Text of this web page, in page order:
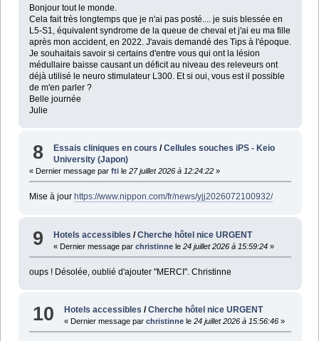
Bonjour tout le monde.
Cela fait très longtemps que je n'ai pas posté.... je suis blessée en
L5-S1, équivalent syndrome de la queue de cheval et j'ai eu ma fille
après mon accident, en 2022. J'avais demandé des Tips à l'époque.
Je souhaitais savoir si certains d'entre vous qui ont la lésion
médullaire baisse causant un déficit au niveau des releveurs ont
déjà utilisé le neuro stimulateur L300. Et si oui, vous est il possible
de m'en parler ?
Belle journée
Julie
8 Essais cliniques en cours /Cellules souches iPS - Keio
University (Japon)
« Dernier message par fti le27 juillet 2026 à 12:24:22»
Mise à jour https://www.nippon.com/fr/news/yjj2026072100932/
9 Hotels accessibles /Cherche hôtel nice URGENT
« Dernier message parchristinne le 24 juillet 2026 à 15:59:24 »
oups ! Désolée, oublié d'ajouter "MERCI". Christinne
10 Hotels accessibles /Cherche hôtel nice URGENT
« Dernier message parchristinne le 24 juillet 2026 à 15:56:46 »